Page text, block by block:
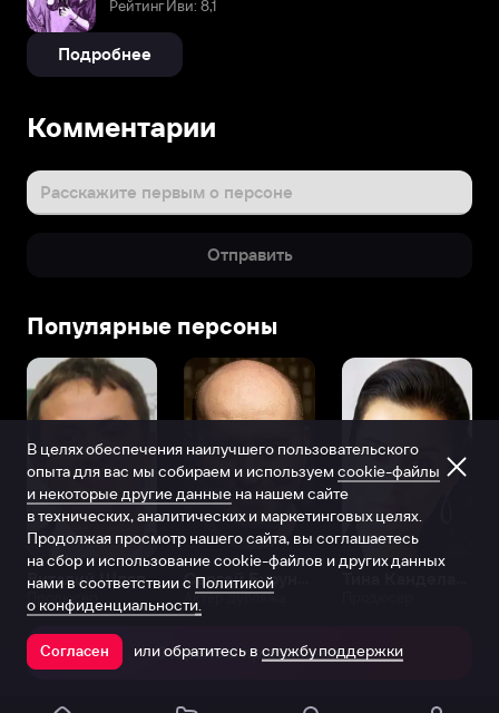
Рейтинг Иви: 8,1
Подробнее
Комментарии
Расскажите первым о персоне
Отправить
Популярные персоны
Виталий Шляппо
Продюсер Актёр дубляжа
Открыть в приложении
В целях обеспечения наилучшего пользовательского
опыта для вас мы собираем и используем cookie-файлы
и некоторые другие данные на нашем сайте
в технических, аналитических и маркетинговых целях.
Продолжая просмотр нашего сайта, вы соглашаетесь
на сбор и использование cookie-файлов и других данных
нами в соответствии с Политикой
о конфиденциальности.
Согласен или обратитесь в службу поддержки